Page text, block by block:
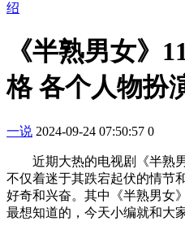
绍
《半熟男女》
格 各个人物扮
一说 2024-09-24 07:50:57 0
近期大热的电视剧《半熟男
不仅着迷于其跌宕起伏的情节
好奇和兴奋。其中《半熟男女
最想知道的，今天小编就和大